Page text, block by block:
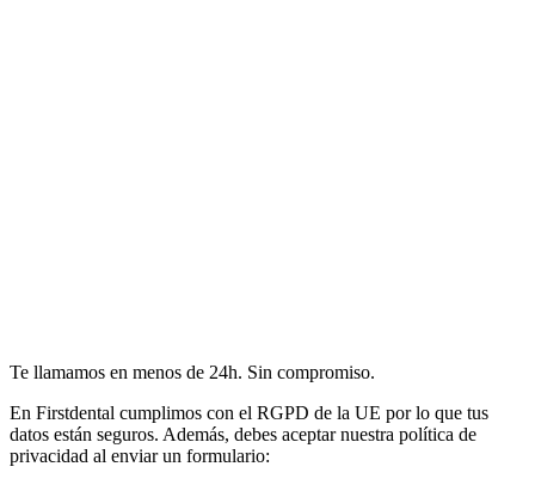
Te llamamos en menos de 24h. Sin compromiso.
En Firstdental cumplimos con el RGPD de la UE por lo que tus
datos están seguros. Además, debes aceptar nuestra política de
privacidad al enviar un formulario: